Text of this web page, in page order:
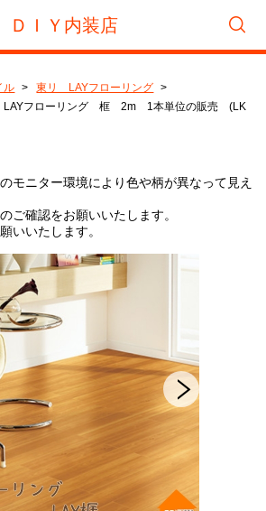
ＤＩＹ内装店
イル
タ
ング
ル
東リ LAYフローリング
フローリング 框 2m 1本単位の販売 (LK
モニター環境により色や柄が異なって見え
ご確認をお願いいたします。
いいたします。